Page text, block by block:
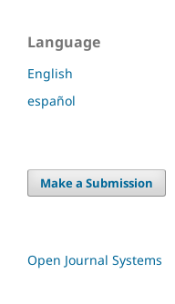
Language
English
español
Make a Submission
Open Journal Systems